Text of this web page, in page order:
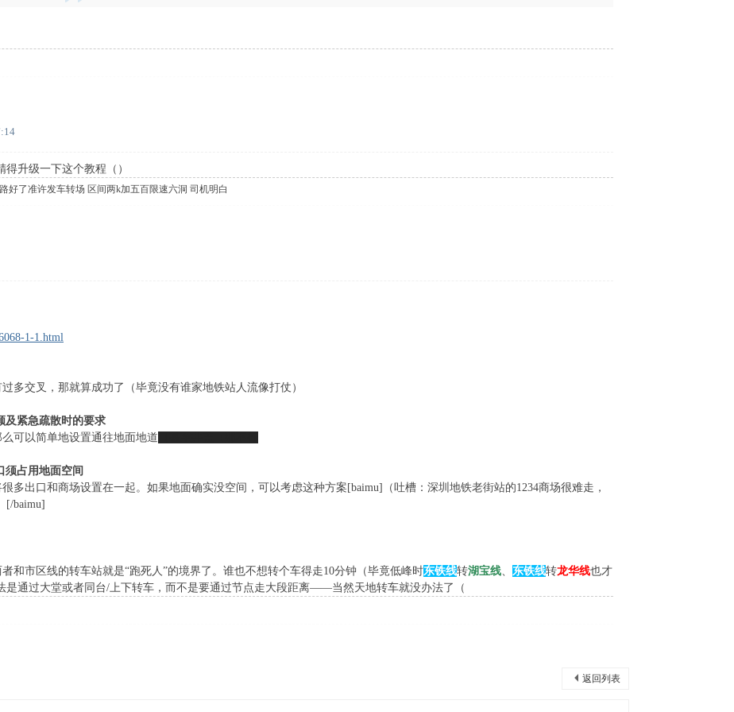
升级一下这个教程（）
好了准许发车转场 区间两k加五百限速六洞 司机明白
1-1.html
多交叉，那就算成功了（毕竟没有谁家地铁站人流像打仗）
及紧急疏散时的要求
可以简单地设置通往地面地道
须占用地面空间
多出口和商场设置在一起。如果地面确实没空间，可以考虑这种方案[baimu]（吐槽：深圳地铁老街站的1234商场很难走，
[/baimu]
者和市区线的转车站就是“跑死人”的境界了。谁也不想转个车得走10分钟（毕竟低峰时东铁线转湖宝线、 东铁线转龙华线也才
是通过大堂或者同台/上下转车，而不是要通过节点走大段距离——当然天地转车就没办法了（
返回列表